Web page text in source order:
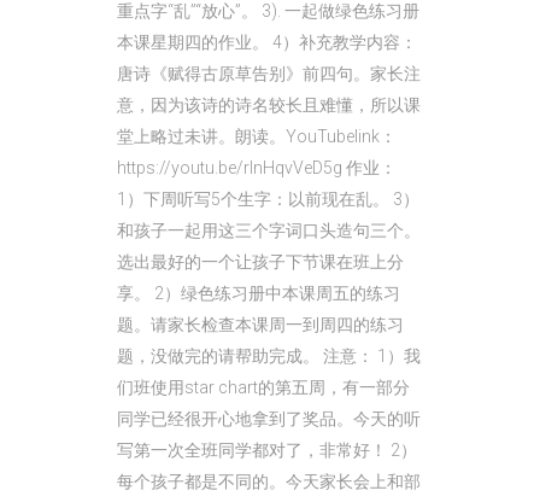
重点字“乱”“放心”。 3). 一起做绿色练习册
本课星期四的作业。 4）补充教学内容：
唐诗《赋得古原草告别》前四句。家长注
意，因为该诗的诗名较长且难懂，所以课
堂上略过未讲。朗读。YouTubelink：
https://youtu.be/rInHqvVeD5g 作业：
1）下周听写5个生字：以前现在乱。 3）
和孩子一起用这三个字词口头造句三个。
选出最好的一个让孩子下节课在班上分
享。 2）绿色练习册中本课周五的练习
题。请家长检查本课周一到周四的练习
题，没做完的请帮助完成。 注意： 1）我
们班使用star chart的第五周，有一部分
同学已经很开心地拿到了奖品。今天的听
写第一次全班同学都对了，非常好！ 2）
每个孩子都是不同的。今天家长会上和部